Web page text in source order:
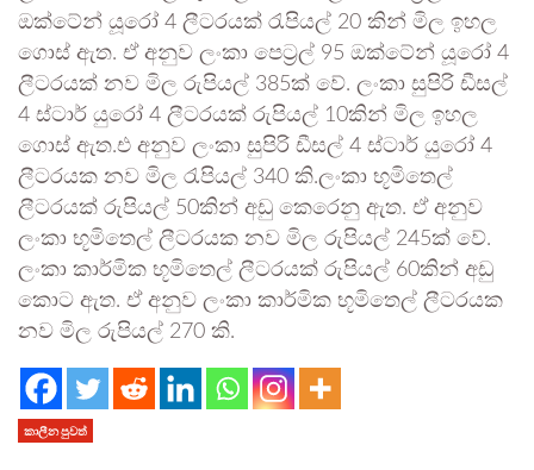
ඔක්ටේන් යූරෝ 4 ලීටරයක් රැපියල් 20 කින් මිල ඉහල
ගොස් ඇත. ඒ අනුව ලංකා පෙට්‍රල් 95 ඔක්ටේන් යූරෝ 4
ලීටරයක් නව මිල රුපියල් 385ක් වේ. ලංකා සුපිරි ඩීසල්
4 ස්ටාර් යුරෝ 4 ලීටරයක් රුපියල් 10කින් මිල ඉහල
ගොස් ඇත.එ අනුව ලංකා සුපිරි ඩීසල් 4 ස්ටාර් යුරෝ 4
ලීටරයක නව මිල රැපියල් 340 කි.ලංකා භූමිතෙල්
ලීටරයක් රුපියල් 50කින් අඩු කෙරෙනු ඇත. ඒ අනුව
ලංකා භූමිතෙල් ලීටරයක නව මිල රුපියල් 245ක් වේ.
ලංකා කාර්මික භූමිතෙල් ලීටරයක් රුපියල් 60කින් අඩු
කොට ඇත. ඒ අනුව ලංකා කාර්මික භූමිතෙල් ලීටරයක
නව මිල රුපියල් 270 කි.
කාලීන පුවත්